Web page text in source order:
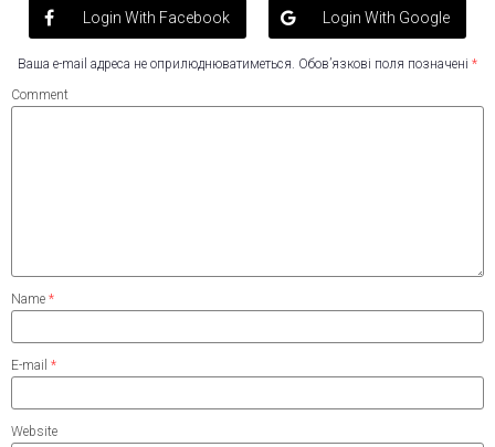
Login With Facebook Login With Google
Ваша e-mail адреса не оприлюднюватиметься. Обов’язкові поля позначені *
Comment
Name *
E-mail *
Website